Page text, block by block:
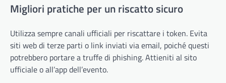
Migliori pratiche per un riscatto sicuro
Utilizza sempre canali ufficiali per riscattare i token. Evita
siti web di terze parti o link inviati via email, poiché questi
potrebbero portare a truffe di phishing. Attieniti al sito
ufficiale o all’app dell’evento.